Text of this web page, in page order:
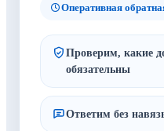
Оперативная
Проверим, какие
обязательны
Ответим без